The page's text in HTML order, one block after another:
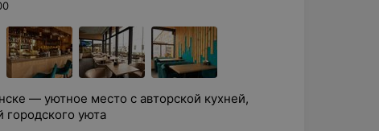
— уютное место с авторской кухней,
уюта